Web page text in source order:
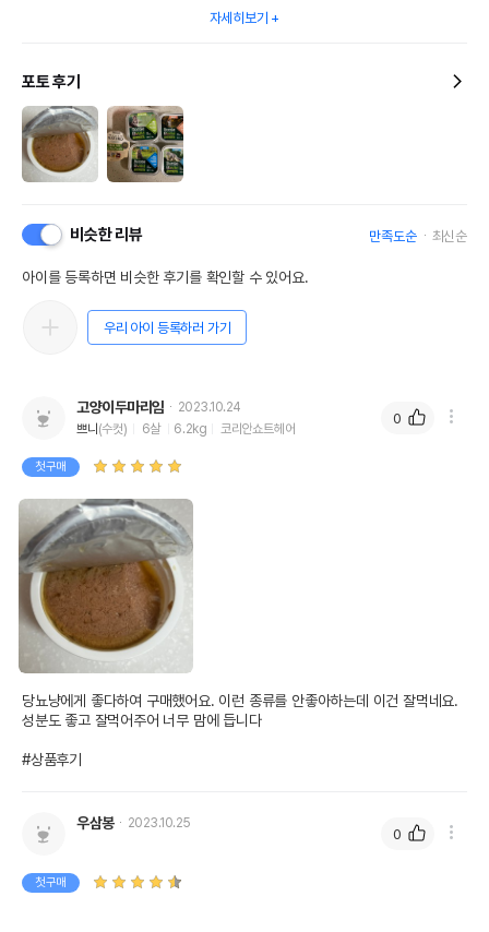
자세히보기
포토 후기
비슷한 리뷰 만족도순 최신순
아이를 등록하면 비슷한 후기를 확인할 수 있어요.
우리 아이 등록하러 가기
고양이두마리임
2023.10.24
쁘니 (수컷) 6살 6.2kg 코리안쇼트헤어
첫구매
당뇨냥에게 좋다하여 구매했어요. 이런 종류를 안좋아하는데 이건 잘먹네요.
성분도 좋고 잘먹어주어 너무 맘에 듭니다
#상품후기
0
우삼봉 2023.10.25
첫구매
0